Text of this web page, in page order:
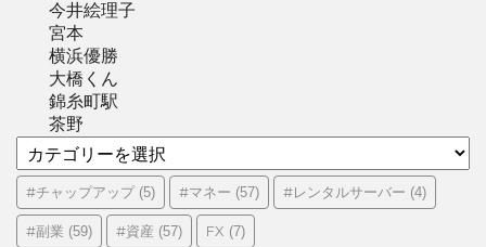
今井絵理子
宮本
横浜優勝
大橋くん
錦糸町駅
茶野
テ
ゴ
リ
ー
#チャップアップ(5) #マネー (57) #レンタルサーバー (4)
#副業 (59) #資産 (57) FX (7)